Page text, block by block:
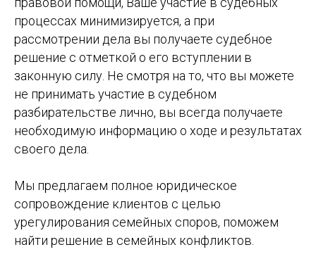
процессах минимизируется, а при
рассмотрении дела вы получаете судебное
решение с отметкой о его вступлении в
законную силу. Не смотря на то, что вы можете
не принимать участие в судебном
разбирательстве лично, вы всегда получаете
необходимую информацию о ходе и результатах
своего дела.
Мы предлагаем полное юридическое
сопровождение клиентов с целью
урегулирования семейных споров, поможем
найти решение в семейных конфликтов.